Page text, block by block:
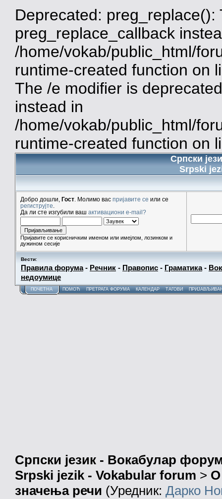
Deprecated:
preg_replace_callback
/home/vokab/public_html/
runtime-created function on
The /e modifier is
instead in
/home/vokab/public_html/
runtime-created function on
Српски
Srpski
Добро дошли, Гост . Молимо вас пријавите се или се
региструјте
Да ли сте изгубили ваш активациони e-mail?
Пријавите се корисничким именом или имејлом, лозинком и
дужином сесије
Вести:
Правила форума- Речник - Правопис - Граматика-
недоумице
ПОЧЕТНА ПОМОЋ ПРЕТРАГА ФОРУМА КАЛЕНДАР ТАГОВИ
Српски језик - Вокабулар
Srpski jezik - Vokabular forum > О
значења речи (Уредник: Дарко